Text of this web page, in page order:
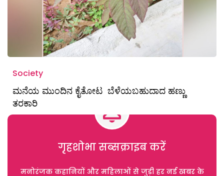
Society
ಮನೆಯ ಮುಂದಿನ ಕೈತೋಟ ಬೆಳೆಯಬಹುದಾದ ಹಣ್ಣು
ತರಕಾರಿ
गृहशोभा सब्सक्राइब करें
मनोरंजक कहानियों और महिलाओं से जुड़ी हर नई खबर के